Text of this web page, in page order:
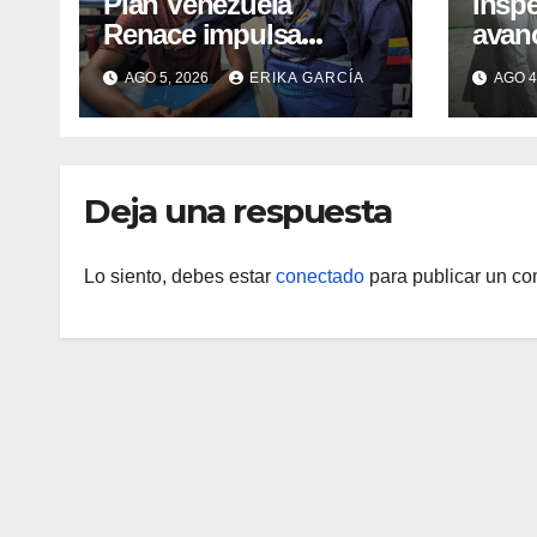
Renace impulsa
atención integral a
refugiados y
evaluación de
AGO 5, 2026 ERIKA GARCÍA AGO
Deja una respuesta
Lo siento, debes estar conectado para publicar un